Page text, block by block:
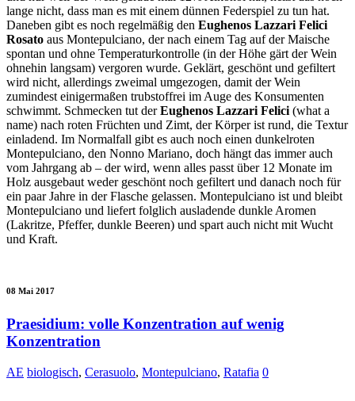
lange nicht, dass man es mit einem dünnen Federspiel zu tun hat.
Daneben gibt es noch regelmäßig den Eughenos Lazzari Felici
Rosato aus Montepulciano, der nach einem Tag auf der Maische
spontan und ohne Temperaturkontrolle (in der Höhe gärt der Wein
ohnehin langsam) vergoren wurde. Geklärt, geschönt und gefiltert
wird nicht, allerdings zweimal umgezogen, damit der Wein
zumindest einigermaßen trubstoffrei im Auge des Konsumenten
schwimmt. Schmecken tut derEughenos Lazzari Felici (what a
name) nach roten Früchten und Zimt, der Körper ist rund, die Textur
einladend. Im Normalfall gibt es auch noch einen dunkelroten
Montepulciano, den Nonno Mariano, doch hängt das immer auch
vom Jahrgang ab – der wird, wenn alles passt über 12 Monate im
Holz ausgebaut weder geschönt noch gefiltert und danach noch für
ein paar Jahre in der Flasche gelassen. Montepulciano ist und bleibt
Montepulciano und liefert folglich ausladende dunkle Aromen
(Lakritze, Pfeffer, dunkle Beeren) und spart auch nicht mit Wucht
und Kraft.
08 Mai 2017
Praesidium: volle Konzentration auf wenig
Konzentration
AE biologisch, Cerasuolo, Montepulciano, Ratafia 0